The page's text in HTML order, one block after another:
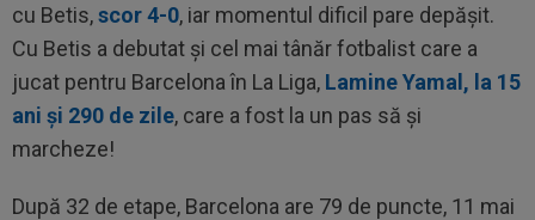
cu Betis,scor 4-0, iar momentul dificil pare depășit.
Cu Betis a debutat și cel mai tânăr fotbalist care a
jucat pentru Barcelona în La Liga, Lamine Yamal, la 15
ani și 290 de zile, care a fost la un pas să și
marcheze!
După 32 de etape, Barcelona are 79 de puncte, 11 mai